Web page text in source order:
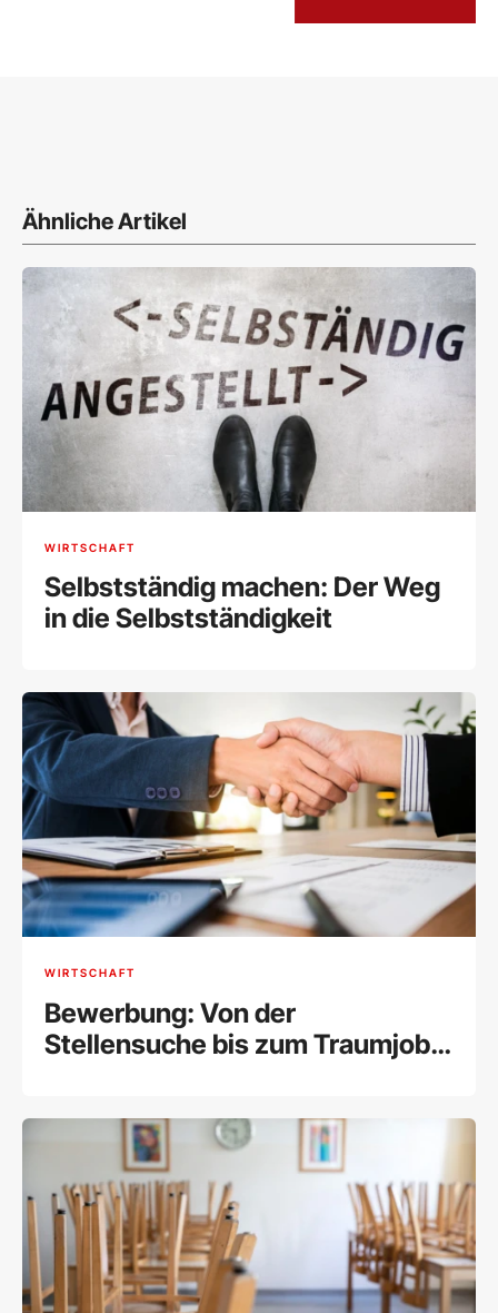
Ähnliche Artikel
WIRTSCHAFT
Selbstständig machen: Der Weg
in die Selbstständigkeit
WIRTSCHAFT
Bewerbung: Von der
Stellensuche bis zum Traumjob